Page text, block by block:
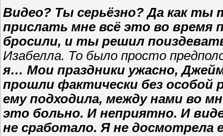
Видео? Ты серьёзно? Да как ты
прислать мне всё это во время
бросили, и ты решил
Изабелла. То было просто
я… Мои праздники ужасно,
прошли фактически без особой
ему подходила, между нами во
это больно. И неприятно. И
не сработало. Я не досмотрела